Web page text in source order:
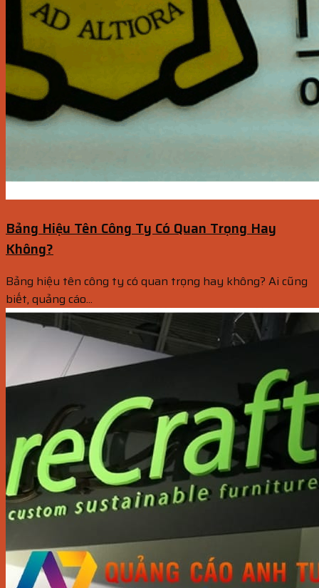
Bảng Hiệu Tên Công Ty Có Quan Trọng Hay
Không?
Bảng hiệu tên công ty có quan trọng hay không? Ai cũng
biết, quảng cáo...